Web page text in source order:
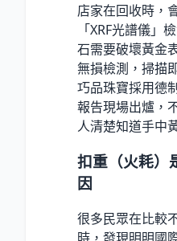
店家在回收時，
「XRF光譜儀」
石需要破壞黃金
無損檢測，掃描
巧品珠寶採用德
報告現場出爐，
人清楚知道手中
扣重（火耗）
因
很多民眾在比較